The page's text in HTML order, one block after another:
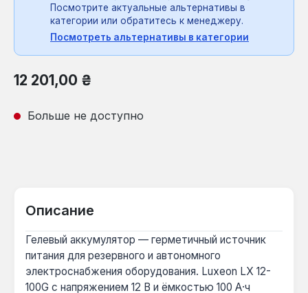
Посмотрите актуальные альтернативы в
категории или обратитесь к менеджеру.
Посмотреть альтернативы в категории
Обычная цена:
12 201,00 ₴
Больше не доступно
Описание
Гелевый аккумулятор — герметичный источник
питания для резервного и автономного
электроснабжения оборудования. Luxeon LX 12-
100G с напряжением 12 В и ёмкостью 100 А·ч